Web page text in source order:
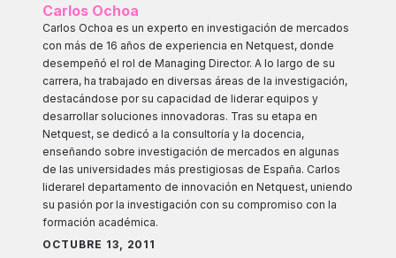
Carlos Ochoa
Carlos Ochoa es un experto en investigación de mercados
con más de 16 años de experiencia en Netquest, donde
desempeñó el rol de Managing Director. A lo largo de su
carrera, ha trabajado en diversas áreas de la investigación,
destacándose por su capacidad de liderar equipos y
desarrollar soluciones innovadoras. Tras su etapa en
Netquest, se dedicó a la consultoría y la docencia,
enseñando sobre investigación de mercados en algunas
de las universidades más prestigiosas de España. Carlos
liderarel departamento de innovación en Netquest, uniendo
su pasión por la investigación con su compromiso con la
formación académica.
OCTUBRE 13, 2011